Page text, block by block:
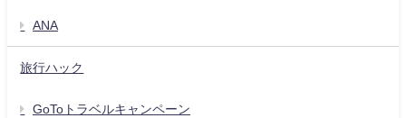
ANA
旅行ハック
GoToトラベルキャンペーン